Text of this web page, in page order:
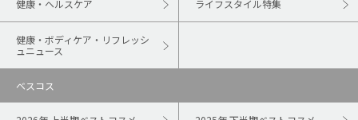
健康・ヘルスケア ライフスタイル特集
健康・ボディケア・リフレッシ
ュニュース
ベスコス